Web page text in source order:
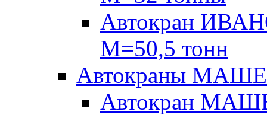
Автокран
М=50,5 тонн
Автокраны
Автокран